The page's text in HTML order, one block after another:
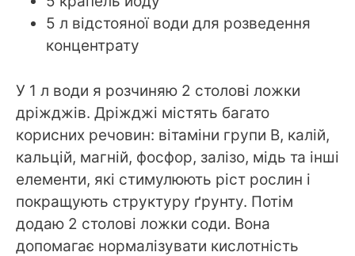
5 л відстояної води для розведення
концентрату
У 1 л води я розчиняю 2 столові ложки
дріжджів. Дріжджі містять багато
корисних речовин: вітаміни групи В, калій,
кальцій, магній, фосфор, залізо, мідь та інші
елементи, які стимулюють ріст рослин і
покращують структуру ґрунту. Потім
додаю 2 столові ложки соди. Вона
допомагає нормалізувати кислотність